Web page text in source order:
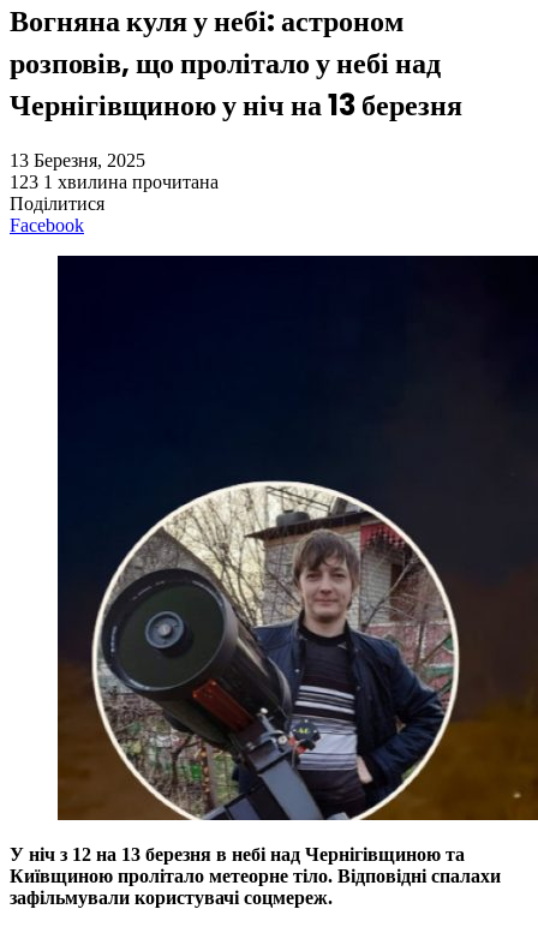
Вогняна куля у небі: астроном
розповів, що пролітало у небі над
Чернігівщиною у ніч на 13 березня
13 Березня, 2025
123 1 хвилина прочитана
Поділитися
Facebook
У ніч з 12 на 13 березня в небі над Чернігівщиною та
Київщиною пролітало метеорне тіло. Відповідні спалахи
зафільмували користувачі соцмереж.